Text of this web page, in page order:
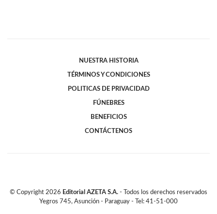
NUESTRA HISTORIA
TÉRMINOS Y CONDICIONES
POLITICAS DE PRIVACIDAD
FÚNEBRES
BENEFICIOS
CONTÁCTENOS
© Copyright 2026 Editorial AZETA S.A. - Todos los derechos reservados
Yegros 745, Asunción - Paraguay - Tel: 41-51-000